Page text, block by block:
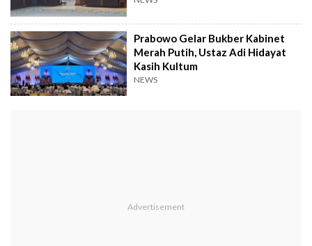
Prabowo Gelar Bukber Kabinet
Merah Putih, Ustaz Adi Hidayat
Kasih Kultum
NEWS